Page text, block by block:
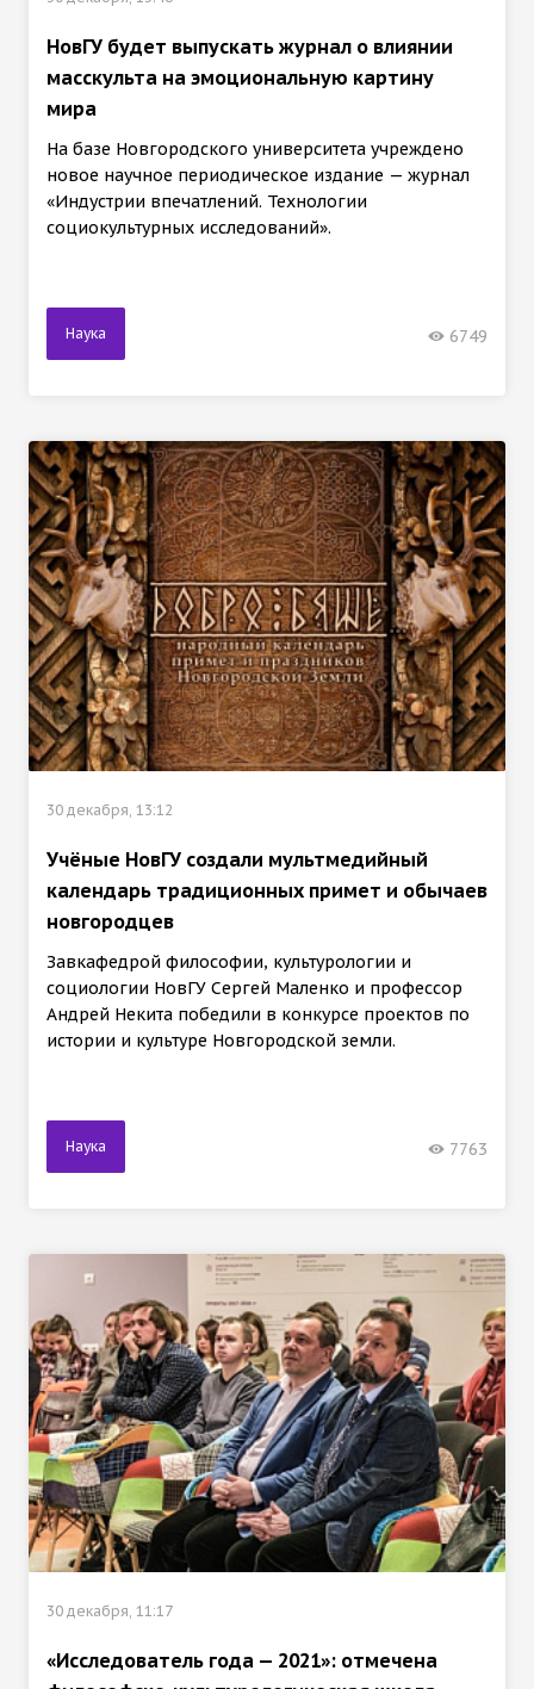
НовГУ будет выпускать журнал о влиянии
масскульта на эмоциональную картину
мира
На базе Новгородского университета учреждено
новое научное периодическое издание — журнал
«Индустрии впечатлений. Технологии
социокультурных исследований».
Наука 6749
30 декабря, 13:12
Учёные НовГУ создали мультмедийный
календарь традиционных примет и обычаев
новгородцев
Завкафедрой философии, культурологии и
социологии НовГУ Сергей Маленко и профессор
Андрей Некита победили в конкурсе проектов по
истории и культуре Новгородской земли.
Наука 7763
30 декабря, 11:17
«Исследователь года — 2021»: отмечена